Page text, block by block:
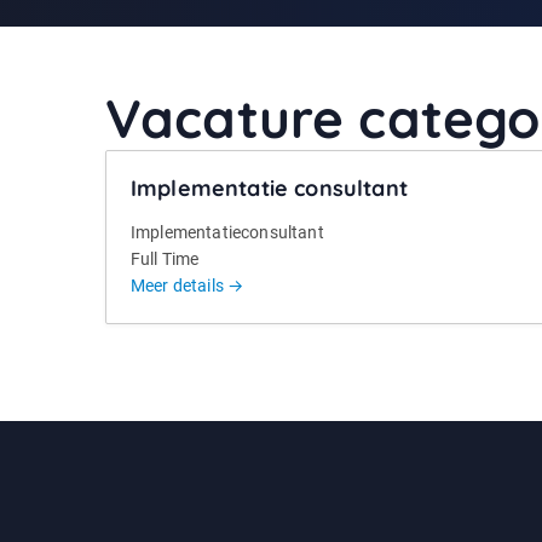
Vacature
Implementatie consultant
Implementatieconsultant
Full Time
Meer details